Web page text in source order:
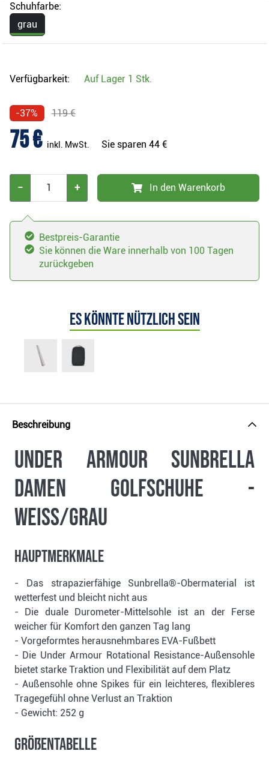
Schuhfarbe:
grau
Verfügbarkeit: Auf Lager 1 Stk.
-37% 119 €
75 € inkl. MwSt. Sie sparen 44 €
− + In den Warenkorb
Bestpreis-Garantie
Sie können die Ware innerhalb von 100 Tagen
zurückgeben
Es könnte nützlich sein
Beschreibung
Under Armour Sunbrella
Damen Golfschuhe -
weiss/grau
Hauptmerkmale
- Das strapazierfähige Sunbrella®-Obermaterial ist
wetterfest und bleicht nicht aus
- Die duale Durometer-Mittelsohle ist an der Ferse
weicher für Komfort den ganzen Tag lang
- Vorgeformtes herausnehmbares EVA-Fußbett
- Die Under Armour Rotational Resistance-Außensohle
bietet starke Traktion und Flexibilität auf dem Platz
- Außensohle ohne Spikes für ein leichteres, flexibleres
Tragegefühl ohne Verlust an Traktion
- Gewicht: 252 g
Größentabelle